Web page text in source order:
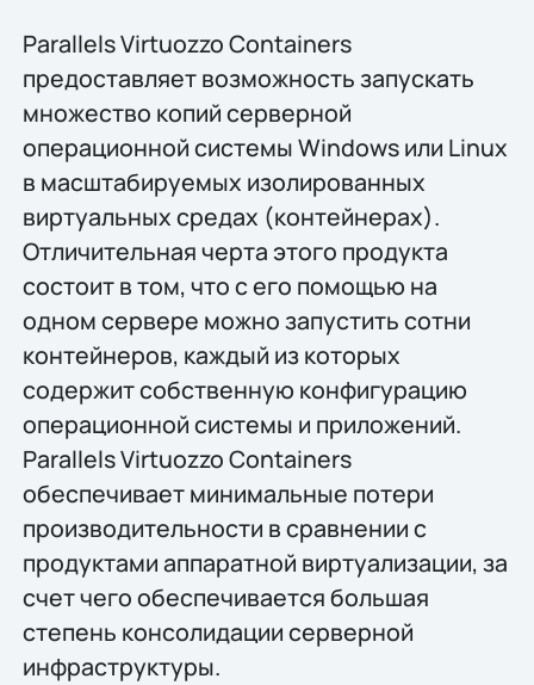
Parallels Virtuozzo Containers
предоставляет возможность запускать
множество копий серверной
операционной системы Windows или Linux
в масштабируемых изолированных
виртуальных средах (контейнерах).
Отличительная черта этого продукта
состоит в том, что с его помощью на
одном сервере можно запустить сотни
контейнеров, каждый из которых
содержит собственную конфигурацию
операционной системы и приложений.
Parallels Virtuozzo Containers
обеспечивает минимальные потери
производительности в сравнении с
продуктами аппаратной виртуализации, за
счет чего обеспечивается большая
степень консолидации серверной
инфраструктуры.